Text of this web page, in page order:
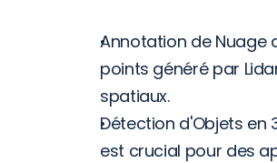
Annotation de Nuage
points généré par
spatiaux.
Détection d'Objets en
est crucial pour des